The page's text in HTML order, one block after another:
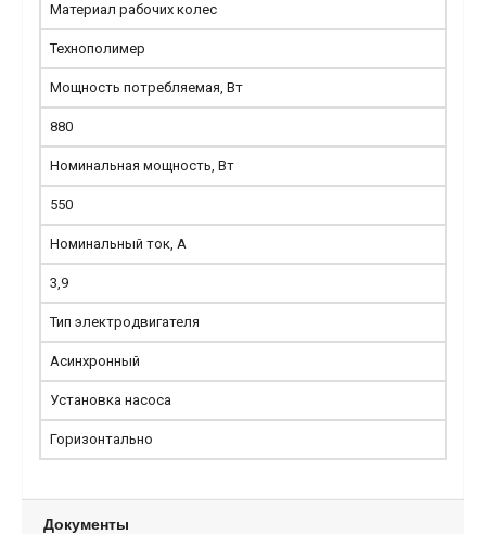
Материал рабочих колес
Технополимер
Мощность потребляемая, Вт
880
Номинальная мощность, Вт
550
Номинальный ток, А
3,9
Тип электродвигателя
Асинхронный
Установка насоса
Горизонтально
Документы